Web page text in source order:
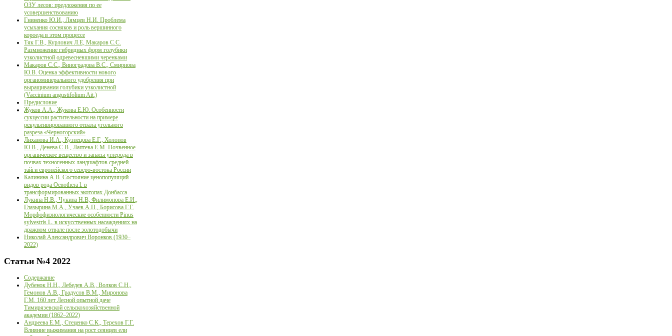
ОЗУ лесов: предложения по ее
усовершенствованию
Гниненко Ю.И., Лямцев Н.И. Проблема
усыхания сосняков и роль вершинного
короеда в этом процессе
Тяк Г.В., Курлович Л.Е, Макаров С.С.
Размножение гибридных форм голубики
узколистной одревесневшими черенками
Макаров С.С., Виноградова В.С., Смирнова
Ю.В. Оценка эффективности нового
органоминерального удобрения при
выращивании голубики узколистной
(Vaccinium angustifolium Ait.)
Предисловие
Жуков А.А., Жукова Е.Ю. Особенности
сукцессии растительности на примере
рекультивированного отвала угольного
разреза «Черногорский»
Лиханова И.А., Кузнецова Е.Г., Холопов
Ю.В., Денева С.В., Лаптева Е.М. Почвенное
органическое вещество и запасы углерода в
почвах техногенных ландшафтов средней
тайги европейского северо-востока России
Калинина А.В. Состояние ценопопуляций
видов рода Oenothera l. в
трансформированных экотопах Донбасса
Лукина Н.В., Чукина Н.В, Филимонова Е.И.,
Глазырина М.А., Учаев А.П., Борисова Г.Г.
Морфофизиологические особенности Pinus
sylvestris L. в искусственных насаждениях на
дражном отвале после золотодобычи
Николай Александрович Воронков (1930–
2022)
Статьи №4 2022
Содержание
Дубенок Н.Н., Лебедев А.В., Волков С.Н.,
Гемонов А.В., Градусов В.М., Миронова
Г.М. 160 лет Лесной опытной даче
Тимирязевской сельскохозяйственной
академии (1862–2022)
Андреева Е.М., Стеценко С.К., Терехов Г.Г.
Влияние выжимания на рост сеянцев ели